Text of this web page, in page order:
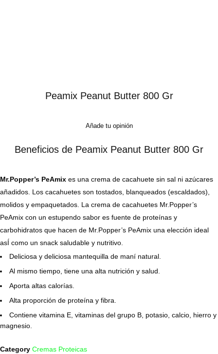
Peamix Peanut Butter 800 Gr
Añade tu opinión
Beneficios de Peamix Peanut Butter 800 Gr
Mr.Popper’s PeAmix es una crema de cacahuete sin sal ni azúcares
añadidos. Los cacahuetes son tostados, blanqueados (escaldados),
molidos y empaquetados. La crema de cacahuetes Mr.Popper’s
PeAmix con un estupendo sabor es fuente de proteínas y
carbohidratos que hacen de Mr.Popper’s PeAmix una elección ideal
asÍ como un snack saludable y nutritivo.
Deliciosa y deliciosa mantequilla de maní natural.
Al mismo tiempo, tiene una alta nutrición y salud.
Aporta altas calorías.
Alta proporción de proteína y fibra.
Contiene vitamina E, vitaminas del grupo B, potasio, calcio, hierro y
magnesio.
Category Cremas Proteicas